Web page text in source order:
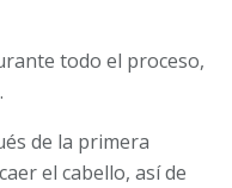
todo el proceso,
de la primera
el cabello, así de